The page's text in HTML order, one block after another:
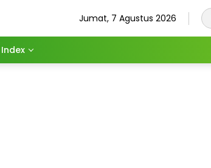
Jumat, 7 Agustus 2026
Index